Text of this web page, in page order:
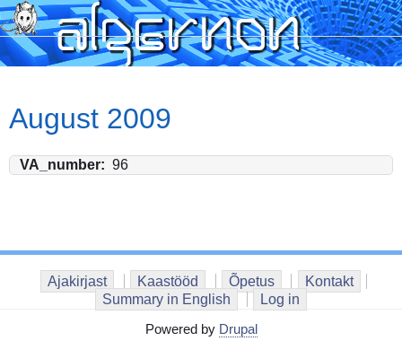
Skip
to
main
content
August 2009
VA_number 96
Ajakirjast Kaastööd Õpetus
Kontakt
Summary in English
Log in
Powered by Drupal